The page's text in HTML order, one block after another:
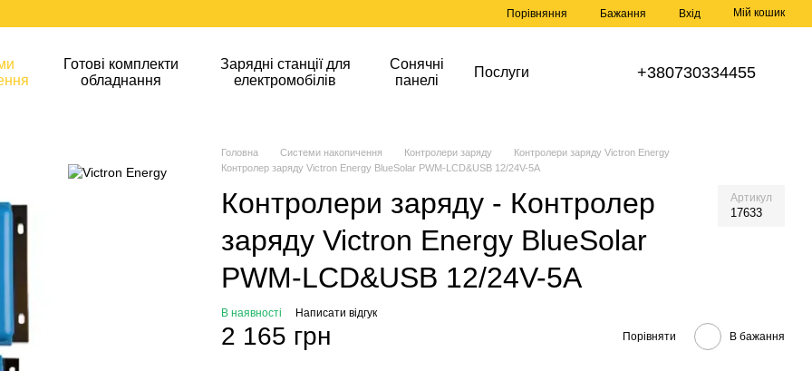
Порівняння Бажання Вхід Мій кошик
Готові комплекти
обладнання
Зарядні станції для
електромобілів
Сонячні
панелі
Послуги +380730334455
Головна Системи накопичення Контролери заряду
Контролери заряду Victron Energy
Контролер заряду Victron Energy BlueSolar PWM-LCD&USB 12/24V-5A
Контролери заряду - Контролер
заряду Victron Energy BlueSolar
PWM-LCD&USB 12/24V-5A
Артикул
17633
В наявності Написати відгук
2 165 грн Порівняти В бажання